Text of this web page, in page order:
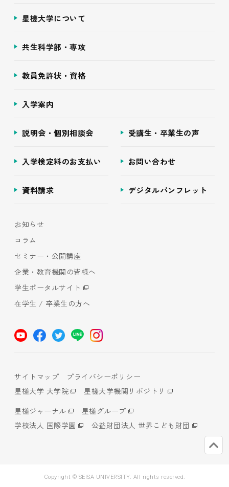
星槎大学について
共生科学部・専攻
教員免許状・資格
入学案内
説明会・個別相談会 受講生・卒業生の声
入学検定料のお支払い お問い合わせ
資料請求 デジタルパンフレット
お知らせ
コラム
セミナー・公開講座
企業・教育機関の皆様へ
学生ポータルサイト
在学生 / 卒業生の方へ
サイトマップ
プライバシーポリシー
星槎大学 大学院
星槎大学機関リポジトリ
星槎ジャーナル
星槎グループ
学校法人 国際学園
公益財団法人 世界こども財団
Copyright © SEISA UNIVERSITY. All rights reserved.